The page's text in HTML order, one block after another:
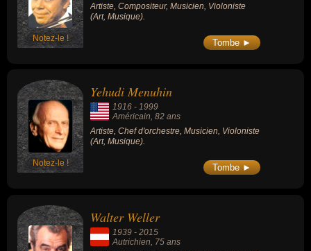
Notez-le !
Artiste, Compositeur, Musicien, Violoniste
(Art, Musique).
Tombe ►
Notez-le !
Yehudi Menuhin
1916 - 1999
Américain, 82 ans
Artiste, Chef d'orchestre, Musicien, Violoniste
(Art, Musique).
Tombe ►
Walter Weller
1939 - 2015
Autrichien , 75 ans